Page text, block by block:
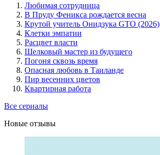
Любимая сотрудница
В Пруду Феникса рождается весна
Крутой учитель Онидзука GTO (2026)
Клетки эмпатии
Расцвет власти
Шелковый мастер из будущего
Погоня сквозь время
Опасная любовь в Таиланде
Пир весенних цветов
Квартирная работа
Все сериалы
Новые отзывы